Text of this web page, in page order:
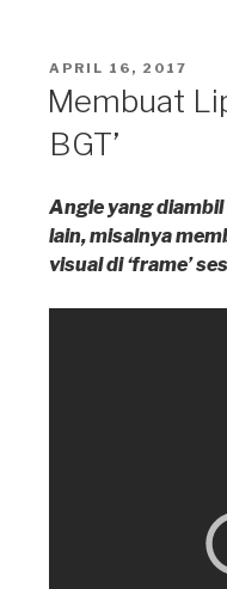
POSTED
APRIL 16, 2017
Membuat
BGT’
Angle yang
lain, misalnya
visual di ‘frame’